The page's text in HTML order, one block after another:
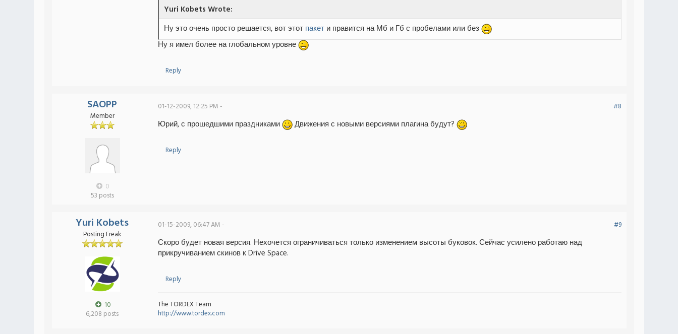
Yuri Kobets Wrote:
Ну это очень просто решается, вот этот пакети правится на Мб и Гб с пробелами или без
Ну я имел более на глобальном уровне
Reply
SAOPP
Member
0
53 posts
01-12-2009, 12:25 PM - #8
Юрий, с прошедшими праздниками Движения с новыми версиями плагина будут?
Reply
Yuri Kobets
Posting Freak
10
6,208 posts
01-15-2009, 06:47 AM - #9
Скоро будет новая версия. Нехочется ограничиваться только изменением высоты буковок. Сейчас усилено работаю над
прикручиванием скинов к Drive Space.
Reply
The TORDEX Team
http://www.tordex.com